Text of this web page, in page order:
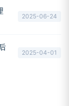
2025-06-24
2025-04-01